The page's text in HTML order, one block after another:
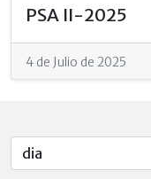
PSA II-2025
4 de Julio de 2025